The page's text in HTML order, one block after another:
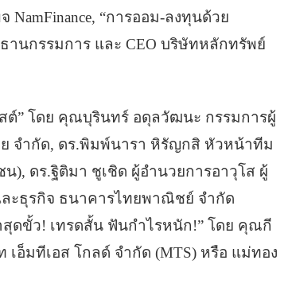
NamFinance, “การออม-ลงทุนด้วย
นกรรมการ และ CEO บริษัทหลักทรัพย์
สต์” โดย คุณบุรินทร์ อดุลวัฒนะ กรรมการผู้
ย จำกัด, ดร.พิมพ์นารา หิรัญกสิ หัวหน้าทีม
), ดร.ฐิติมา ชูเชิด ผู้อำนวยการอาวุโส ผู้
ะธุรกิจ ธนาคารไทยพาณิชย์ จำกัด
สุดขั้ว! เทรดสั้น ฟันกำไรหนัก!” โดย คุณกี
อ็มทีเอส โกลด์ จำกัด (MTS) หรือ แม่ทอง